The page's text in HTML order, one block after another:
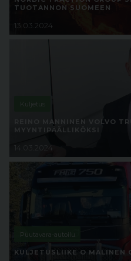
TUOTANNON SUOMEEN
13.03.2024
Kuljetus
REINO MANNINEN VOLVO
MYYNTIPÄÄLLIKÖKSI
14.03.2024
Puutavara-autoilu
KULJETUSLIIKE O MALINEN